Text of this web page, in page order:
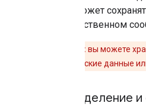
игра может
приветственном
Внимание: вы можете
пользовательские данные
Определение и